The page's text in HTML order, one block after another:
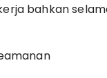
bahkan